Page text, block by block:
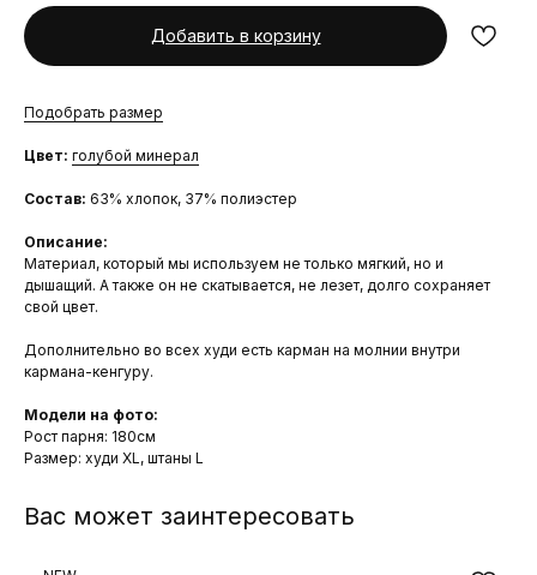
Добавить в корзину
Подобрать размер
Цвет: голубой минерал
Состав: 63% хлопок, 37% полиэстер
Описание:
Материал, который мы используем не только мягкий, но и
дышащий. А также он не скатывается, не лезет, долго сохраняет
свой цвет.
Дополнительно во всех худи есть карман на молнии внутри
кармана-кенгуру.
Модели на фото:
Рост парня: 180см
Размер: худи XL, штаны L
Вас может заинтересовать